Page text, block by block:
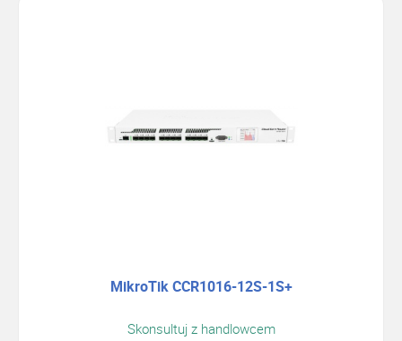
MikroTik CCR1016-12S-1S+
Skonsultuj z handlowcem